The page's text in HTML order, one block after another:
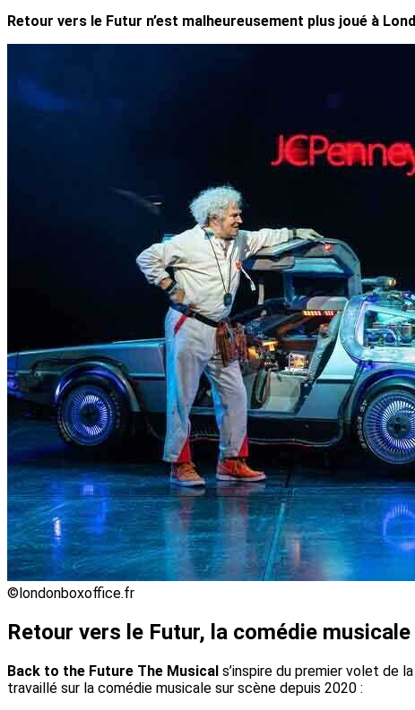
Retour vers le Futur n’est malheureusement plus joué à
©londonboxoffice.fr
Retour vers le Futur, la comédie
Back to the Future The Musical s’inspire du premier volet de
travaillé sur la comédie musicale sur scène depuis 2020 :